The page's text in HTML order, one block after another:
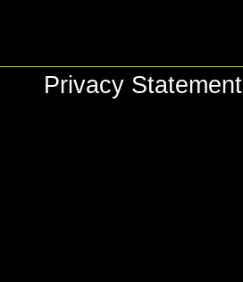
Privacy Statement